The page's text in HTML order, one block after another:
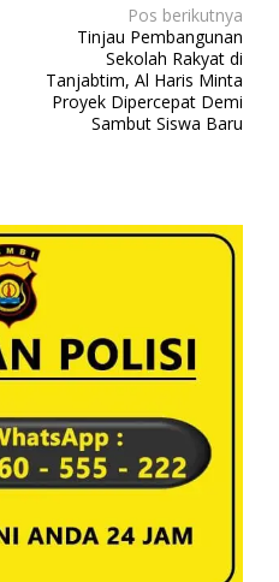
Pos berikutnya
Tinjau Pembangunan
Sekolah Rakyat di
Tanjabtim, Al Haris Minta
Proyek Dipercepat Demi
Sambut Siswa Baru